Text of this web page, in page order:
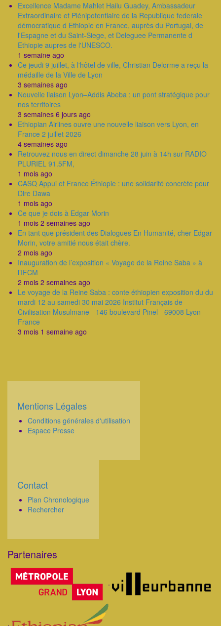
Excellence Madame Mahlet Hailu Guadey, Ambassadeur
Extraordinaire et Plénipotentiaire de la Republique federale
démocratique d Ethiopie en France, auprès du Portugal, de
l'Espagne et du Saint-Siege, et Deleguee Permanente d
Ethiopie aupres de l'UNESCO.
1 semaine ago
Ce jeudi 9 juillet, à l'hôtel de ville, Christian Delorme a reçu la
médaille de la Ville de Lyon
3 semaines ago
Nouvelle liaison Lyon–Addis Abeba : un pont stratégique pour
nos territoires
3 semaines 6 jours ago
Ethiopian Airlines ouvre une nouvelle liaison vers Lyon, en
France 2 juillet 2026
4 semaines ago
Retrouvez nous en direct dimanche 28 juin à 14h sur RADIO
PLURIEL 91.5FM,
1 mois ago
CASQ Appui et France Éthiopie : une solidarité concrète pour
Dire Dawa
1 mois ago
Ce que je dois à Edgar Morin
1 mois 2 semaines ago
En tant que président des Dialogues En Humanité, cher Edgar
Morin, votre amitié nous était chère.
2 mois ago
Inauguration de l’exposition « Voyage de la Reine Saba » à
l’IFCM
2 mois 2 semaines ago
Le voyage de la Reine Saba : conte éthiopien exposition du du
mardi 12 au samedi 30 mai 2026 Institut Français de
Civilisation Musulmane - 146 boulevard Pinel - 69008 Lyon -
France
3 mois 1 semaine ago
Corps
Mentions Légales
Conditions générales d'utilisation
Espace Presse
Corps
Contact
Plan Chronologique
Rechercher
Partenaires
Corps
.
.